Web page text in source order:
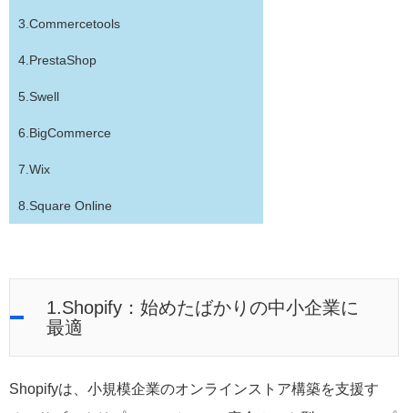
3.Commercetools
4.PrestaShop
5.Swell
6.BigCommerce
7.Wix
8.Square Online
1.Shopify：始めたばかりの中小企業に
最適
Shopifyは、小規模企業のオンラインストア構築を支援す